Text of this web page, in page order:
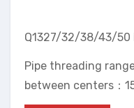
Q1327/32/38/43/50
Pipe threading
between centers：